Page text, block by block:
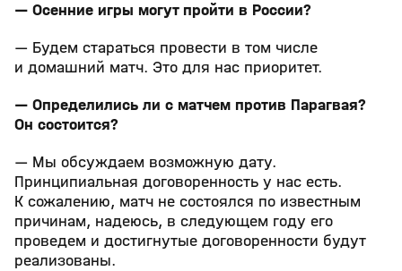
— Осенние игры могут пройти в России?
— Будем стараться провести в том числе
и домашний матч. Это для нас приоритет.
— Определились ли с матчем против Парагвая?
Он состоится?
— Мы обсуждаем возможную дату.
Принципиальная договоренность у нас есть.
К сожалению, матч не состоялся по известным
причинам, надеюсь, в следующем году его
проведем и достигнутые договоренности будут
реализованы.